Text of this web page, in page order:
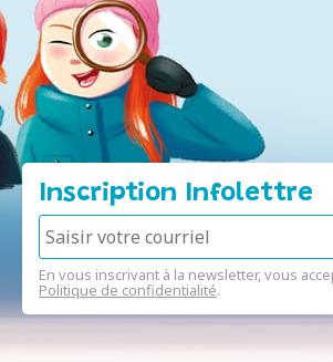
Inscription Infolettre
En vous inscrivant à la newsletter, vous
Politique de confidentialité.